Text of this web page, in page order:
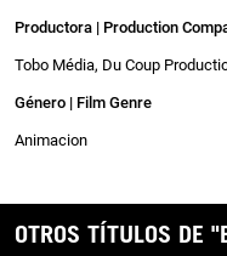
Productora | Production
Tobo Média, Du Coup
Género | Film Genre
Animacion
OTROS TÍTULOS DE